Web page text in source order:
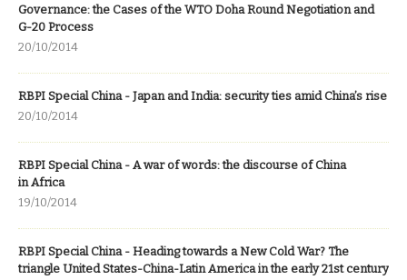
Governance: the Cases of the WTO Doha Round Negotiation and
G-20 Process
20/10/2014
RBPI Special China - Japan and India: security ties amid China’s rise
20/10/2014
RBPI Special China - A war of words: the discourse of China
in Africa
19/10/2014
RBPI Special China - Heading towards a New Cold War? The
triangle United States-China-Latin America in the early 21st century